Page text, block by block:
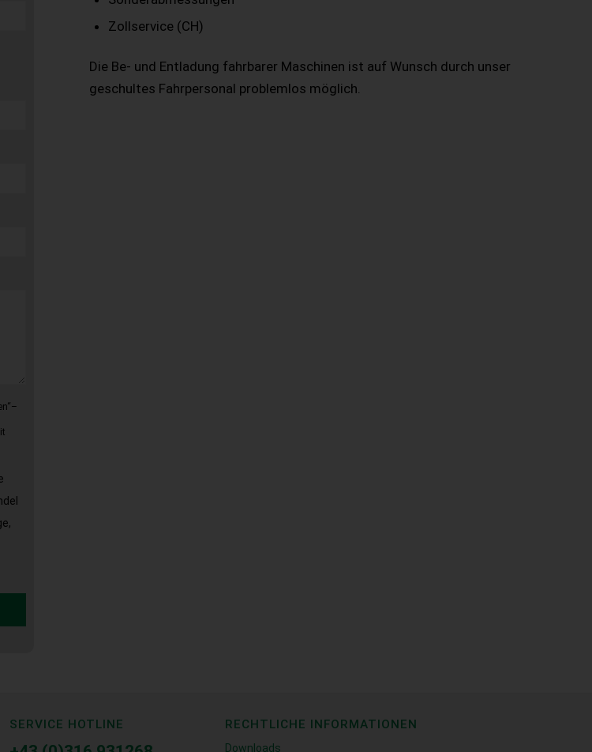
Zollservice (CH)
Die Be- und Entladung fahrbarer Maschinen ist auf Wunsch durch unser
geschultes Fahrpersonal problemlos möglich.
SERVICE HOTLINE RECHTLICHE INFORMATIONEN
Downloads